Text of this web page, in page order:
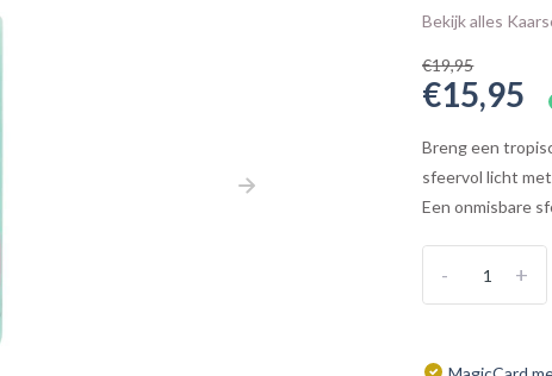
Bekijk alles
€19,95
€15,95
Breng een
sfeervol licht
Een onmisbare
+
-